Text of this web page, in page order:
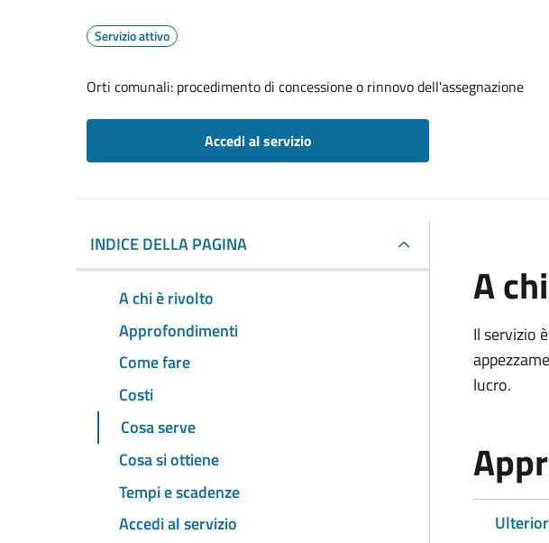
Servizio attivo
Orti comunali: procedimento di concessione o rinnovo dell'assegnazione
Accedi al servizio
INDICE DELLA PAGINA
A chi è rivolto
Approfondimenti
Come fare
Costi
Cosa serve
Cosa si ottiene
Tempi e scadenze
Accedi al servizio
A
Il servizio
lucro.